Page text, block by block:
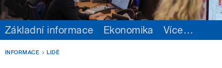
Základní informace Ekonomika Více…
INFORMACE LIDÉ